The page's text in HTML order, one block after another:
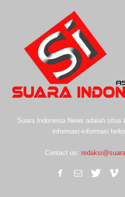
Suara Indonesia News adalah situs
informasi-informasi
Contact us: